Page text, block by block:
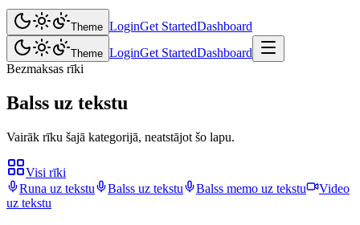
Theme LoginGet StartedDashboard
Theme LoginGet StartedDashboard
Bezmaksas rīki
Balss uz tekstu
Vairāk rīku šajā kategorijā, neatstājot šo lapu.
Visi rīki
Runa uz tekstu
Balss uz tekstu Balss memo uz tekstu
Video
uz tekstu